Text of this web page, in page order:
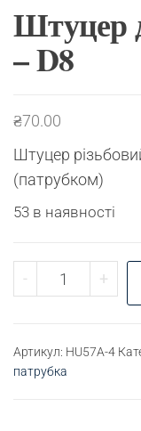
Штуцер
– D8
₴70.00
Штуцер
(патрубком)
53 в наявності
- Штуцер для
+
Артикул: HU57A-4
патрубка